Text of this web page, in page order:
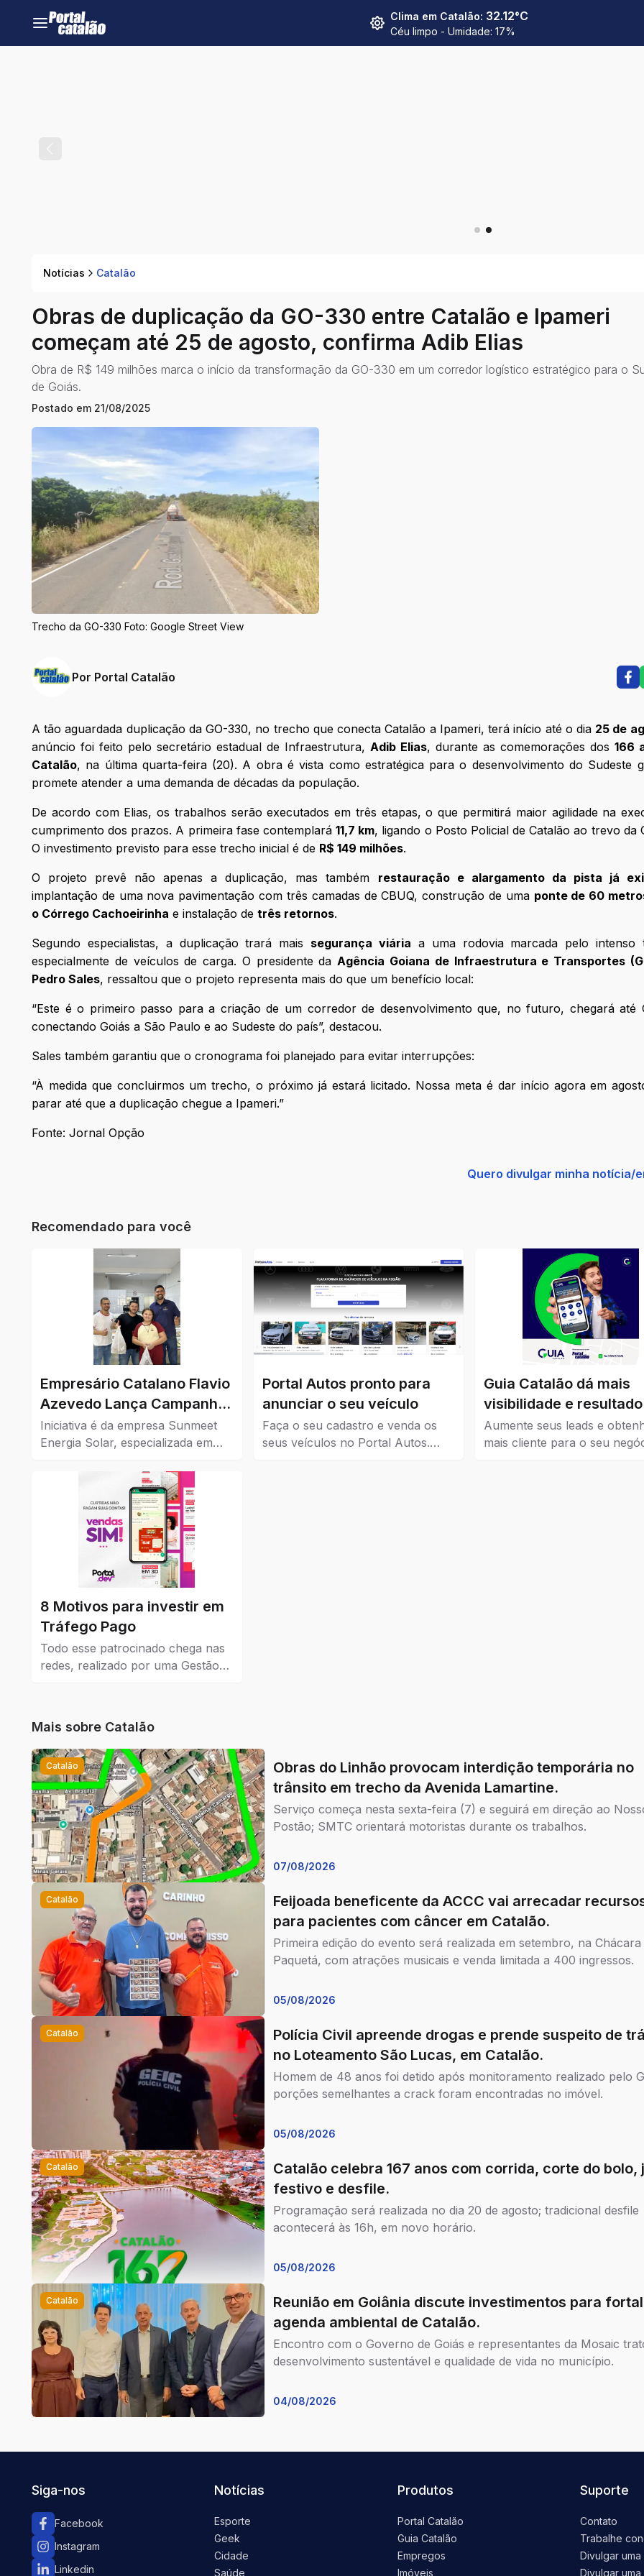
Clima em Catalão: 32.12°C
Céu limpo - Umidade: 17%
Notícias Catalão
Obras de duplicação da GO-330 entre Catalão e Ipameri
começam até 25 de agosto, confirma Adib Elias
Obra de R$ 149 milhões marca o início da transformação da GO-330 em um corredor logístico estratégico para o
de Goiás.
Postado em 21/08/2025
Trecho da GO-330 Foto: Google Street View
Por Portal Catalão
A tão aguardada duplicação da GO-330, no trecho que conecta Catalão a Ipameri, terá início até o dia 25 de
anúncio foi feito pelo secretário estadual de Infraestrutura, Adib Elias, durante as comemorações dos 166
Catalão, na última quarta-feira (20). A obra é vista como estratégica para o desenvolvimento do Sudeste
promete atender a uma demanda de décadas da população.
De acordo com Elias, os trabalhos serão executados em três etapas, o que permitirá maior agilidade na
cumprimento dos prazos. A primeira fase contemplará11,7 km, ligando o Posto Policial de Catalão ao trevo da
O investimento previsto para esse trecho inicial é de R$ 149 milhões.
O projeto prevê não apenas a duplicação, mas também restauração e alargamento da pista já
implantação de uma nova pavimentação com três camadas de CBUQ, construção de uma ponte de 60
o Córrego Cachoeirinha e instalação de três retornos.
Segundo especialistas, a duplicação trará mais segurança viária a uma rodovia marcada pelo intenso
especialmente de veículos de carga. O presidente daAgência Goiana de Infraestrutura e Transportes
Pedro Sales, ressaltou que o projeto representa mais do que um benefício local:
“Este é o primeiro passo para a criação de um corredor de desenvolvimento que, no futuro, chegará até
conectando Goiás a São Paulo e ao Sudeste do país”, destacou.
Sales também garantiu que o cronograma foi planejado para evitar interrupções:
“À medida que concluirmos um trecho, o próximo já estará licitado. Nossa meta é dar início agora em
parar até que a duplicação chegue a Ipameri.”
Fonte: Jornal Opção
Quero divulgar minha notícia/
Recomendado para você
Empresário Catalano Flavio
Azevedo Lança Campanha
de Cashback para
Impulsionar o Comércio da
Iniciativa é da empresa Sunmeet
Energia Solar, especializada em
com comércios da cidade.
Portal Autos pronto para
anunciar o seu veículo
Faça o seu cadastro e venda os
seus veículos no Portal Autos.
Guia Catalão dá mais
visibilidade e
seu negócio
Aumente seus leads e
mais cliente para o seu
8 Motivos para investir em
Tráfego Pago
Todo esse patrocinado chega nas
redes, realizado por uma Gestão
também no marketing.
Mais sobre Catalão
Catalão
Obras do Linhão provocam interdição temporária no
trânsito em trecho da Avenida Lamartine.
Serviço começa nesta sexta-feira (7) e seguirá em direção ao
Postão; SMTC orientará motoristas durante os trabalhos.
07/08/2026
Catalão
Feijoada beneficente da ACCC vai arrecadar
para pacientes com câncer em Catalão.
Primeira edição do evento será realizada em setembro, na Chácara
Paquetá, com atrações musicais e venda limitada a 400 ingressos.
05/08/2026
Catalão
Polícia Civil apreende drogas e prende suspeito de
no Loteamento São Lucas, em Catalão.
Homem de 48 anos foi detido após monitoramento realizado pelo
porções semelhantes a crack foram encontradas no imóvel.
05/08/2026
Catalão
Catalão celebra 167 anos com corrida, corte do bolo,
festivo e desfile.
Programação será realizada no dia 20 de agosto; tradicional desfile
acontecerá às 16h, em novo horário.
05/08/2026
Catalão
Reunião em Goiânia discute investimentos para
agenda ambiental de Catalão.
Encontro com o Governo de Goiás e representantes da Mosaic
desenvolvimento sustentável e qualidade de vida no município.
04/08/2026
Siga-nos
Facebook
Instagram
Linkedin
Notícias
Esporte
Geek
Cidade
Saúde
Produtos
Portal Catalão
Guia Catalão
Empregos
Imóveis
Suporte
Contato
Trabalhe
Divulgar
Divulgar